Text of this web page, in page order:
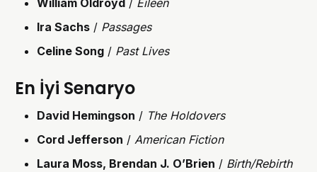
William Oldroyd / Eileen
Ira Sachs / Passages
Celine Song / Past Lives
En İyi Senaryo
David Hemingson / The Holdovers
Cord Jefferson /American Fiction
Laura Moss, Brendan J. O’Brien / Birth/Rebirth